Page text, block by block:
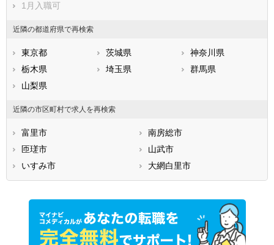
1月入職可
近隣の都道府県で再検索
東京都 茨城県
神奈川県
栃木県
埼玉県
群馬県
山梨県
近隣の市区町村で求人を再検索
富里市
南房総市
匝瑳市
山武市
いすみ市
大網白里市